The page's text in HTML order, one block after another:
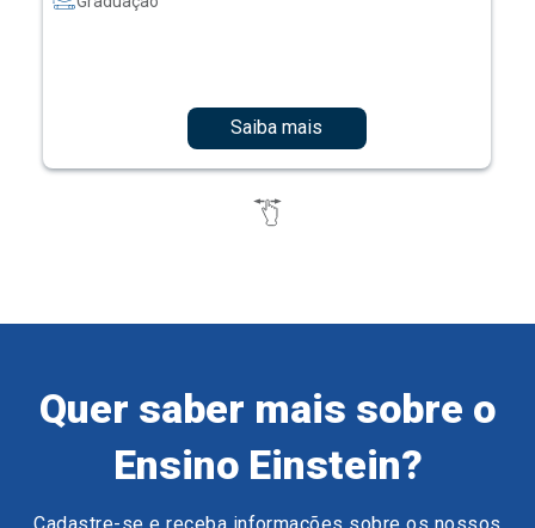
Saiba mais
Quer saber mais sobre o
Ensino Einstein?
Cadastre-se e receba informações sobre os nossos